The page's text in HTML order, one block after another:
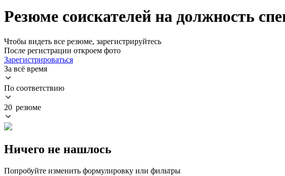
Резюме соискателей на должность
Чтобы видеть все резюме, зарегистрируйтесь
После регистрации откроем фото
Зарегистрироваться
За всё время
По соответствию
20 резюме
Ничего не нашлось
Попробуйте изменить формулировку или фильтры